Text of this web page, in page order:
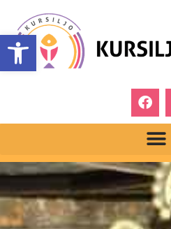
Open toolbar